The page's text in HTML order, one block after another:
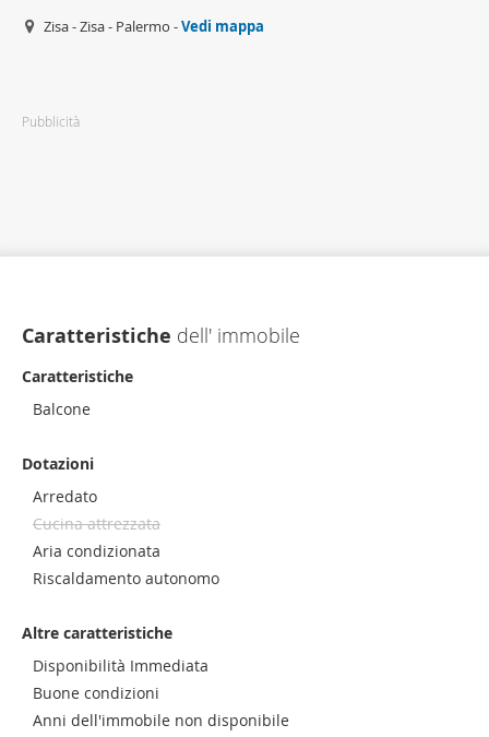
Pubblicità
Zisa - Zisa - Palermo -Vedi mappa
Caratteristiche dell' immobile
Caratteristiche
Balcone
Dotazioni
Arredato
Cucina attrezzata
Aria condizionata
Riscaldamento autonomo
Altre caratteristiche
Disponibilità Immediata
Buone condizioni
Anni dell'immobile non disponibile